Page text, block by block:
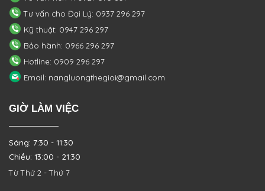
Tư vấn cho Đại Lý: 0937 296 297
Kỹ thuật: 0947 296 297
Bảo hành: 0966 296 297
Hotline: 0909 296 297
Email: nangluongthegioi@gmail.com
GIỜ LÀM VIỆC
Sáng: 7:30 - 11:30
Chiều: 13:00 - 21:30
Từ Thứ 2 - Thứ 7